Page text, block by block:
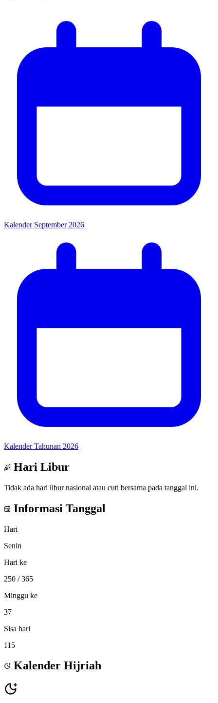
Kalender September 2026
Kalender Tahunan 2026
Hari Libur
Tidak ada hari libur nasional atau cuti bersama pada tanggal ini.
Informasi Tanggal
Hari
Senin
Hari ke
250 / 365
Minggu ke
37
Sisa hari
115
Kalender Hijriah